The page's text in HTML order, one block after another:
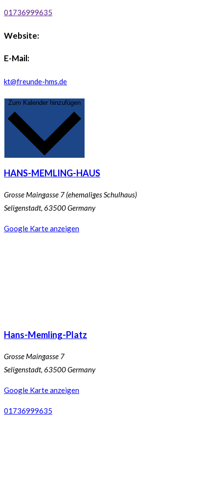
01736999635
Website:
E-Mail:
kt@freunde-hms.de
HANS-MEMLING-HAUS
Grosse Maingasse 7 (ehemaliges Schulhaus)
Seligenstadt, 63500Germany
Google Karte anzeigen
Hans-Memling-Platz
Grosse Maingasse 7
Seligenstadt, 63500Germany
Google Karte anzeigen
01736999635